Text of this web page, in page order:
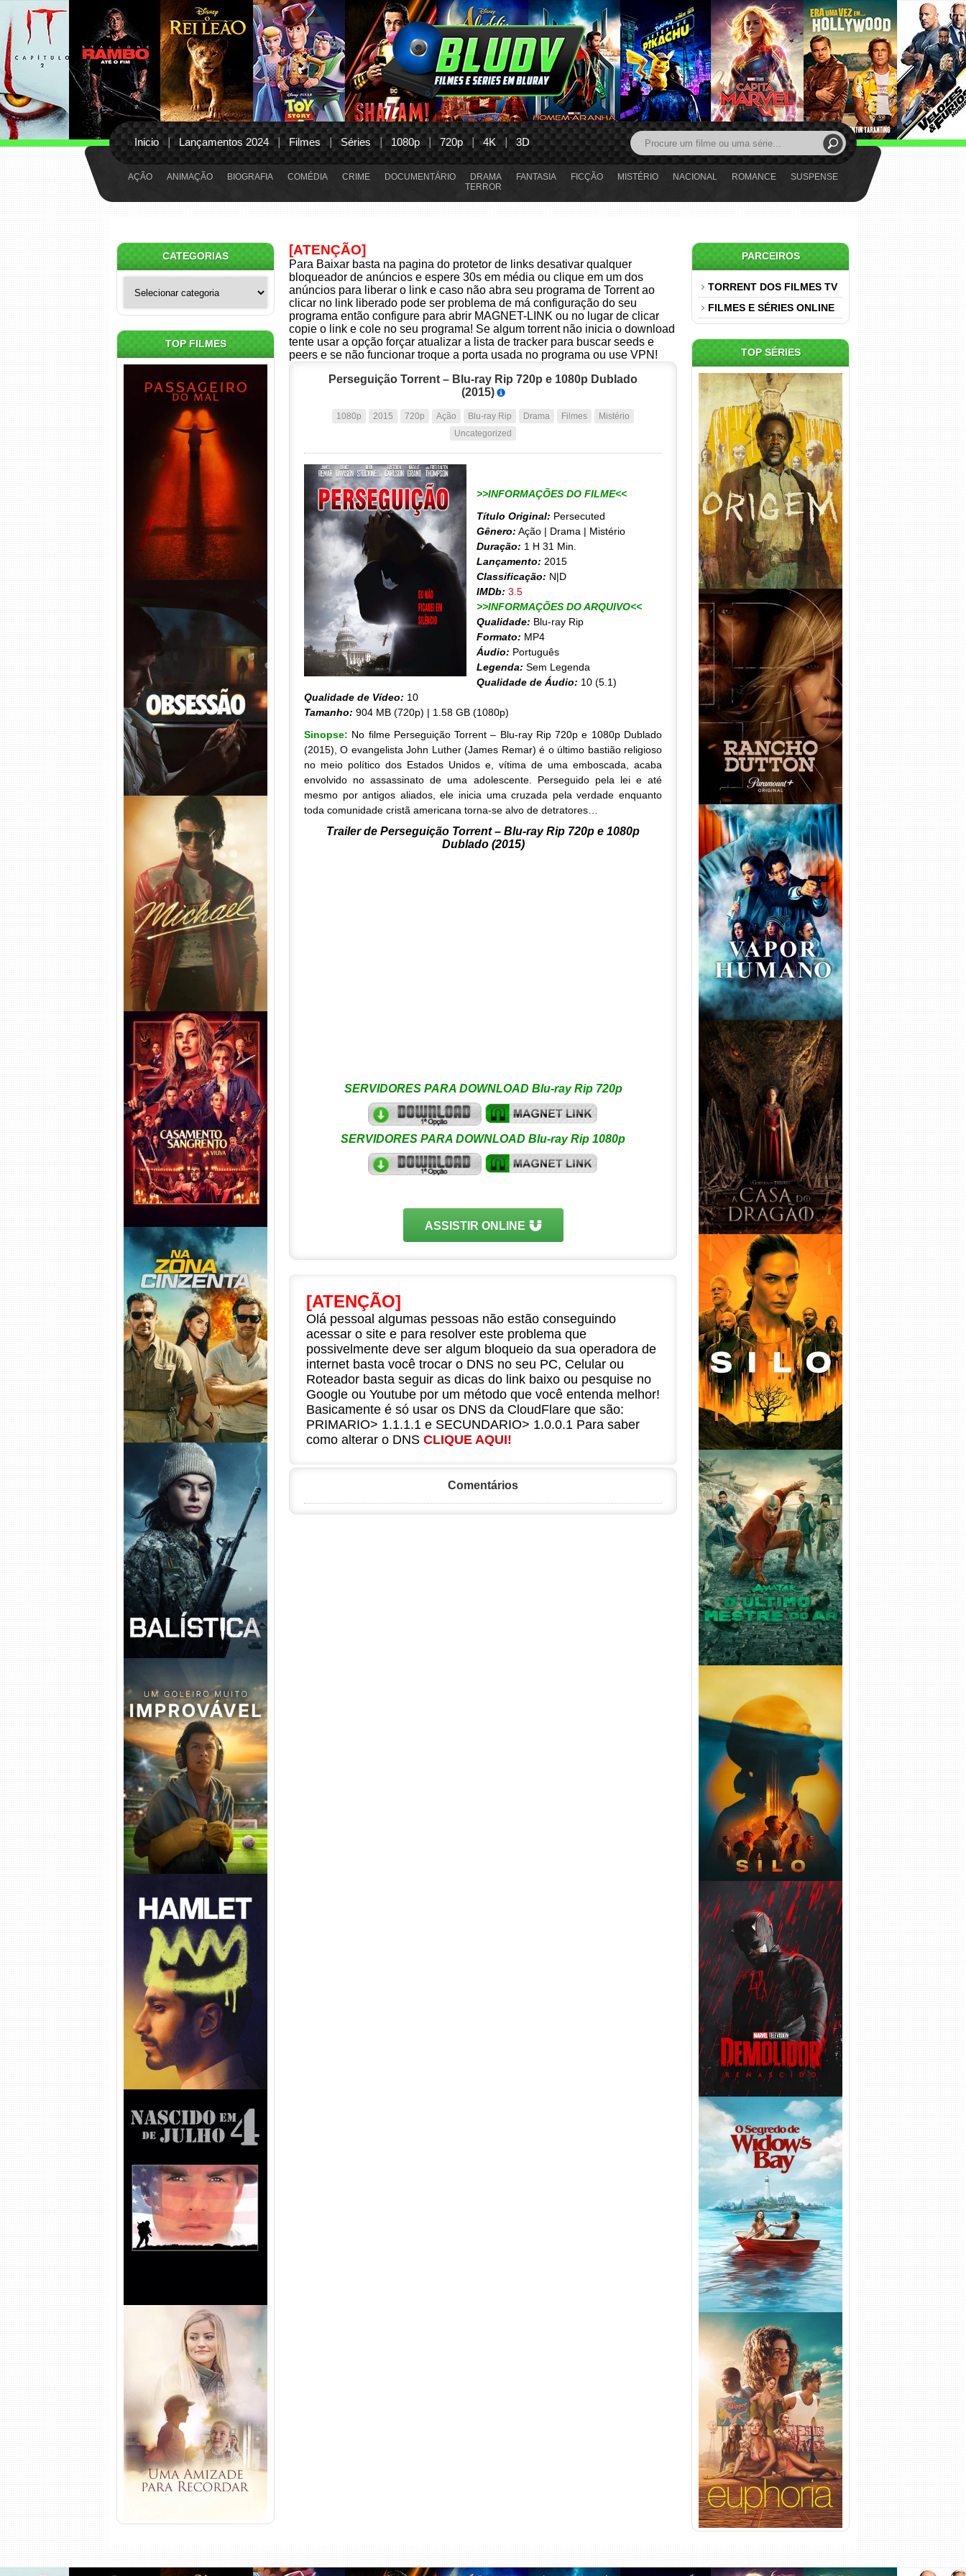
Inicio Lançamentos 2024 Filmes Séries 1080p 720p 4K 3D
AÇÃO ANIMAÇÃO BIOGRAFIA COMÉDIA CRIME DOCUMENTÁRIO DRAMA FANTASIA FICÇÃO MISTÉRIO NACIONAL ROMANCE
SUSPENSE
TERROR
[ATENÇÃO]
Para Baixar basta na pagina do protetor de links desativar qualquer
bloqueador de anúncios e espere 30s em média ou clique em um dos
anúncios para liberar o link e caso não abra seu programa de Torrent ao
clicar no link liberado pode ser problema de má configuração do seu
programa então configure para abrir MAGNET-LINK ou no lugar de clicar
copie o link e cole no seu programa! Se algum torrent não inicia o download
tente usar a opção forçar atualizar a lista de tracker para buscar seeds e
peers e se não funcionar troque a porta usada no programa ou use VPN!
Perseguição Torrent – Blu-ray Rip 720p e 1080p Dublado
(2015)
1080p 2015 720p Ação Blu-ray Rip Drama Filmes
Mistério
Uncategorized
>>INFORMAÇÕES DO FILME<<
Título Original: Persecuted
Gênero: Ação | Drama | Mistério
Duração: 1 H 31 Min.
Lançamento: 2015
Classificação: N|D
IMDb: 3.5
>>INFORMAÇÕES DO ARQUIVO<<
Qualidade: Blu-ray Rip
Formato: MP4
Áudio: Português
Legenda: Sem Legenda
Qualidade de Áudio: 10 (5.1)
Qualidade de Vídeo: 10
Tamanho: 904 MB (720p) | 1.58 GB (1080p)
Sinopse: No filme Perseguição Torrent – Blu-ray Rip 720p e 1080p Dublado
(2015), O evangelista John Luther (James Remar) é o último bastião religioso
no meio político dos Estados Unidos e, vítima de uma emboscada, acaba
envolvido no assassinato de uma adolescente. Perseguido pela lei e até
mesmo por antigos aliados, ele inicia uma cruzada pela verdade enquanto
toda comunidade cristã americana torna-se alvo de detratores…
Trailer de Perseguição Torrent – Blu-ray Rip 720p e 1080p
Dublado (2015)
SERVIDORES PARA DOWNLOAD Blu-ray Rip 720p
SERVIDORES PARA DOWNLOAD Blu-ray Rip 1080p
ASSISTIR ONLINE
[ATENÇÃO]
Olá pessoal algumas pessoas não estão conseguindo
acessar o site e para resolver este problema que
possivelmente deve ser algum bloqueio da sua operadora de
internet basta você trocar o DNS no seu PC, Celular ou
Roteador basta seguir as dicas do link baixo ou pesquise no
Google ou Youtube por um método que você entenda melhor!
Basicamente é só usar os DNS da CloudFlare que são:
PRIMARIO> 1.1.1.1 e SECUNDARIO> 1.0.0.1 Para saber
como alterar o DNS CLIQUE AQUI!
Comentários
CATEGORIAS
TOP FILMES
Passageiro do Mal Torrent
(2026) WEB-DL 1080p Dual
Áudio
Obsessão Torrent (2026)
WEB-DL 1080p/4K Dual
Áudio
Michael Torrent (2026) WEB-
DL 1080p/4K Dual Áudio
Casamento Sangrento: A
Viúva Torrent (2026) WEB-DL
720p/1080p/4K Dual Áudio
Na Zona Cinzenta Torrent
(2026) WEB-DL 1080p/4K
Dual Áudio
Balística Torrent (2025) WEB-
DL 1080p Dual Áudio
Um Goleiro Muito Improvável
Torrent (2026) WEB-DL 1080p
Dual Áudio
Hamlet Torrent (2026) WEB-
DL 1080p Dual Áudio
Nascido em 4 de Julho
Torrent (1989) WEB-DL 1080p
Dual Áudio
Uma Amizade para Recordar
Torrent (2025) WEB-DL 1080p
Dual Áudio
PARCEIROS
TORRENT DOS FILMES TV
FILMES E SÉRIES ONLINE
TOP SÉRIES
Origem 4ª Temporada Torrent
(2026) WEB-DL 1080p/4K
Dual Áudio
Rancho Dutton 1ª
Temporada Torrent (2026)
WEB-DL 1080p Dual Áudio
Vapor Humano 1ª Temporada
Torrent (2026) WEB-DL 1080p
Dual Áudio
A Casa do Dragão 1ª
Temporada Torrent (2022)
WEB-DL 720p/1080p Dual
Áudio
Silo 1ª Temporada Torrent
(2023) WEB-DL
720p/1080p/4K Dual Áudio
Avatar: O Último Mestre do
Ar 2ª Temporada Torrent
(2026) WEB-DL 1080p Dual
Áudio
Silo 2ª Temporada (2024)
WEB-DL 1080p Dual Áudio
Demolidor: Renascido 2ª
Temporada (2026) WEB-DL
1080p Dual Áudio
O Segredo de Widow’s Bay
1ª Temporada Torrent (2026)
WEB-DL 1080p Dual Áudio
Euphoria 3ª Temporada
Torrent (2026) WEB-DL 1080p
Dual Áudio